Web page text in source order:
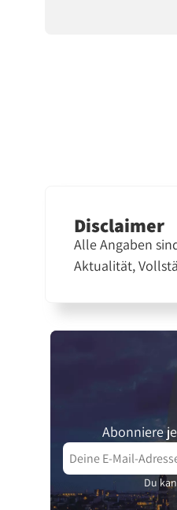
Disclaimer
Alle Angaben
Aktualität,
Abonniere
Du